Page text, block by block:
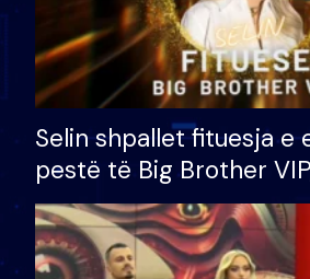
Selin shpallet fituesja e
pestë të Big Brother
çmimin e madh prej